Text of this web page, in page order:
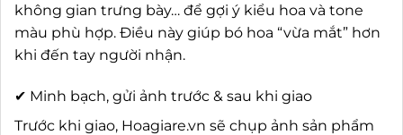
không gian trưng bày… để gợi ý kiểu hoa và tone
màu phù hợp. Điều này giúp bó hoa “vừa mắt” hơn
khi đến tay người nhận.
✔ Minh bạch, gửi ảnh trước & sau khi giao
Trước khi giao, Hoagiare.vn sẽ chụp ảnh sản phẩm